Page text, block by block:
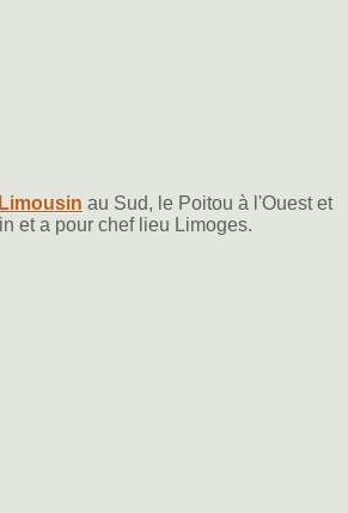
Limousin au Sud, le Poitou à l'Ouest et
et a pour chef lieu Limoges.